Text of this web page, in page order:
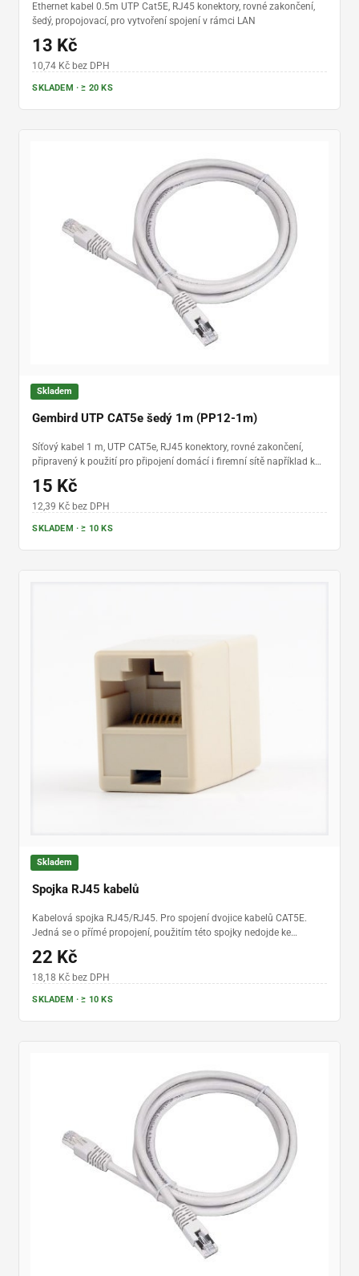
Ethernet kabel 0.5m UTP Cat5E, RJ45 konektory, rovné zakončení,
šedý, propojovací, pro vytvoření spojení v rámci LAN
13 Kč
10,74 Kč bez DPH
SKLADEM · ≥ 20 KS
Skladem
Gembird UTP CAT5e šedý 1m (PP12-1m)
Síťový kabel 1 m, UTP CAT5e, RJ45 konektory, rovné zakončení,
připravený k použití pro připojení domácí i firemní sítě například k
internetu
15 Kč
12,39 Kč bez DPH
SKLADEM · ≥ 10 KS
Skladem
Spojka RJ45 kabelů
Kabelová spojka RJ45/RJ45. Pro spojení dvojice kabelů CAT5E.
Jedná se o přímé propojení, použitím této spojky nedojde ke
22 Kč
18,18 Kč bez DPH
SKLADEM · ≥ 10 KS